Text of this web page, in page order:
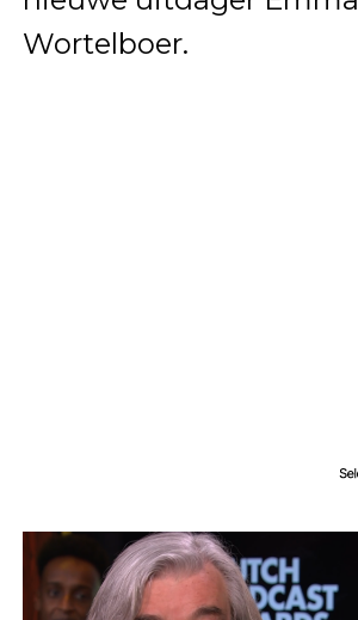
Wortelboer.